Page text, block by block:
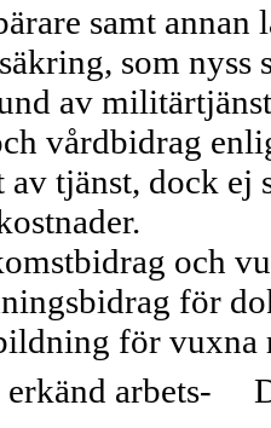
samt
som
av
vårdbidrag
tjänst, dock ej
och
för
för vuxna
arbets-